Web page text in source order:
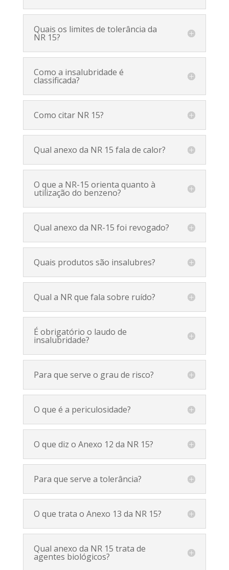
Quais os limites de tolerância da
NR 15?
Como a insalubridade é
classificada?
Como citar NR 15?
Qual anexo da NR 15 fala de calor?
O que a NR-15 orienta quanto à
utilização do benzeno?
Qual anexo da NR-15 foi revogado?
Quais produtos são insalubres?
Qual a NR que fala sobre ruído?
É obrigatório o laudo de
insalubridade?
Para que serve o grau de risco?
O que é a periculosidade?
O que diz o Anexo 12 da NR 15?
Para que serve a tolerância?
O que trata o Anexo 13 da NR 15?
Qual anexo da NR 15 trata de
agentes biológicos?